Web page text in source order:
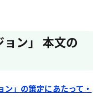
ョン」 本文の
」の策定にあたって・